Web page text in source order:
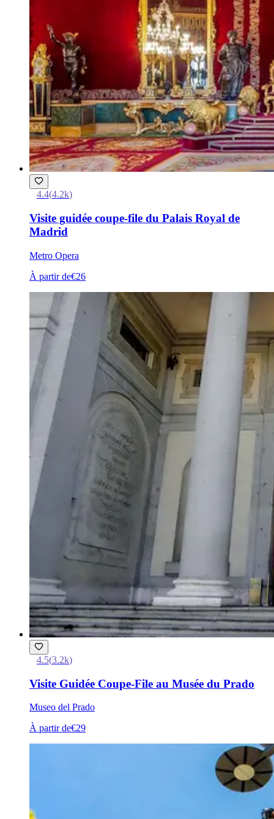
4.4(4.2k)
Visite guidée coupe-file du Palais Royal de
Madrid
Metro Opera
À partir de€26
4.5(3.2k)
Visite Guidée Coupe-File au Musée du Prado
Museo del Prado
À partir de€29